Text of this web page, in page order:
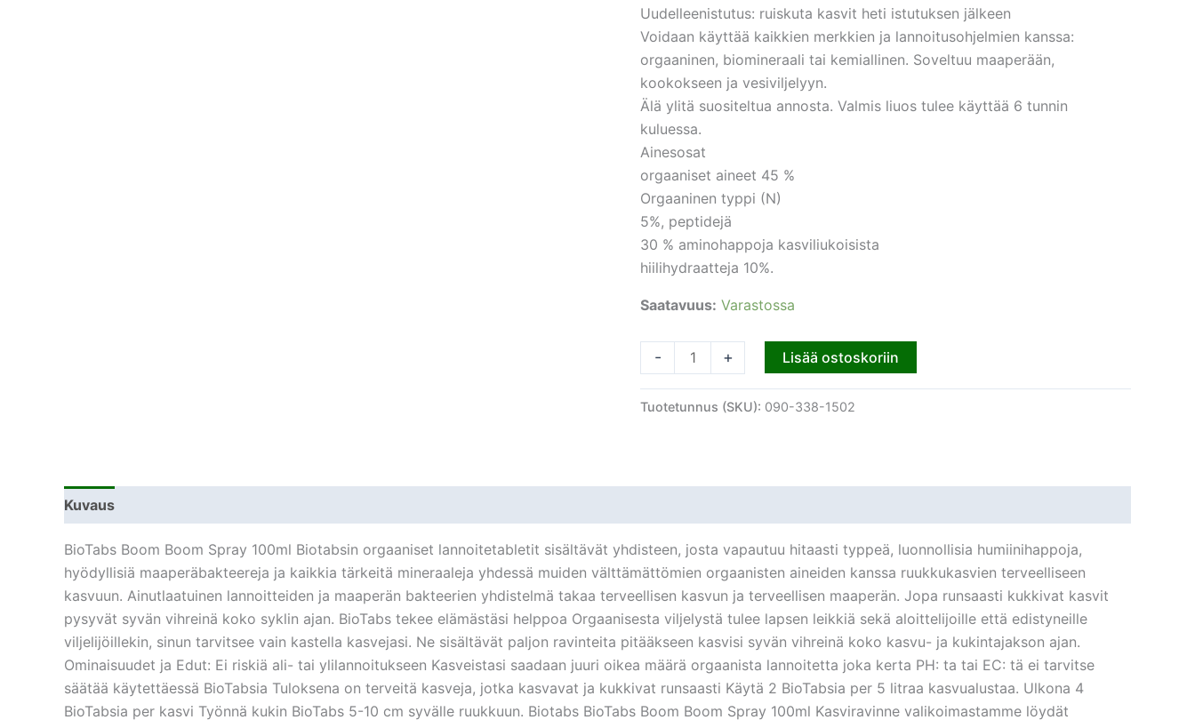
Uudelleenistutus: ruiskuta kasvit heti istutuksen jälkeen
Voidaan käyttää kaikkien merkkien ja lannoitusohjelmien kanssa:
orgaaninen, biomineraali tai kemiallinen. Soveltuu maaperään,
kookokseen ja vesiviljelyyn.
Älä ylitä suositeltua annosta. Valmis liuos tulee käyttää 6 tunnin
kuluessa.
Ainesosat
orgaaniset aineet 45 %
Orgaaninen typpi (N)
5%, peptidejä
30 % aminohappoja kasviliukoisista
hiilihydraatteja 10%.
Saatavuus: Varastossa
- + Lisää ostoskoriin
Tuotetunnus (SKU): 090-338-1502
Kuvaus
BioTabs Boom Boom Spray 100ml Biotabsin orgaaniset lannoitetabletit sisältävät yhdisteen, josta vapautuu hitaasti typpeä, luonnollisia humiinihappoja,
hyödyllisiä maaperäbakteereja ja kaikkia tärkeitä mineraaleja yhdessä muiden välttämättömien orgaanisten aineiden kanssa ruukkukasvien terveelliseen
kasvuun. Ainutlaatuinen lannoitteiden ja maaperän bakteerien yhdistelmä takaa terveellisen kasvun ja terveellisen maaperän. Jopa runsaasti kukkivat kasvit
pysyvät syvän vihreinä koko syklin ajan. BioTabs tekee elämästäsi helppoa Orgaanisesta viljelystä tulee lapsen leikkiä sekä aloittelijoille että edistyneille
viljelijöillekin, sinun tarvitsee vain kastella kasvejasi. Ne sisältävät paljon ravinteita pitääkseen kasvisi syvän vihreinä koko kasvu- ja kukintajakson ajan.
Ominaisuudet ja Edut: Ei riskiä ali- tai ylilannoitukseen Kasveistasi saadaan juuri oikea määrä orgaanista lannoitetta joka kerta PH: ta tai EC: tä ei tarvitse
säätää käytettäessä BioTabsia Tuloksena on terveitä kasveja, jotka kasvavat ja kukkivat runsaasti Käytä 2 BioTabsia per 5 litraa kasvualustaa. Ulkona 4
BioTabsia per kasvi Työnnä kukin BioTabs 5-10 cm syvälle ruukkuun. Biotabs BioTabs Boom Boom Spray 100ml Kasviravinne valikoimastamme löydät